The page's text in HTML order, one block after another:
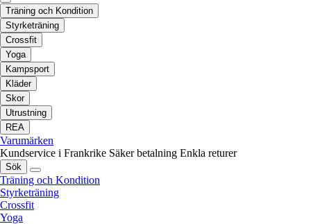
Träning och Kondition
Styrketräning
Crossfit
Yoga
Kampsport
Kläder
Skor
Utrustning
REA
Varumärken
Kundservice i Frankrike Säker betalning Enkla returer
Sök
Träning och Kondition
Styrketräning
Crossfit
Yoga